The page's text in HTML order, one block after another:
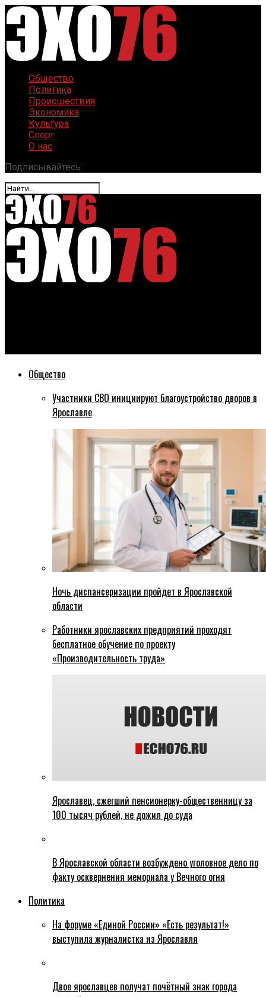
Общество
Политика
Происшествия
Экономика
Культура
Спорт
О нас
Подписывайтесь:
Общество
Участники СВО инициируют благоустройство дворов в
Ярославле
Ночь диспансеризации пройдет в Ярославской
области
Работники ярославских предприятий проходят
бесплатное обучение по проекту
«Производительность труда»
Ярославец, сжегший пенсионерку-общественницу за
100 тысяч рублей, не дожил до суда
В Ярославской области возбуждено уголовное дело по
факту осквернения мемориала у Вечного огня
Политика
На форуме «Единой России» «Есть результат!»
выступила журналистка из Ярославля
Двое ярославцев получат почётный знак города